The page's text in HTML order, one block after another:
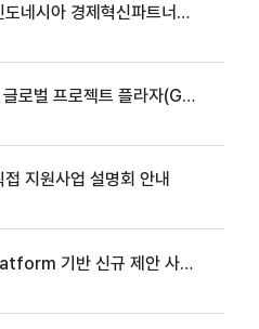
[마감] [KIND-2023-03] 인도네시아 경제혁신파트너십프로그램(EIPP) 자문관 공개모집
제56차 ADB 연차총회 연계 글로벌 프로젝트 플라자(GPP) 2023 개최 안내
지원사업 설명회 안내
제 5차 한-방 Joint PPP Platform 기반 신규 제안 사업 모집 재공고 (기한 연장)